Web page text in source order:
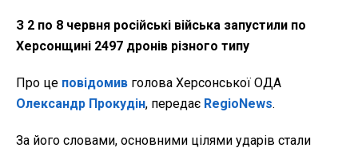
З 2 по 8 червня російські війська запустили по
Херсонщині 2497 дронів різного типу
Про це повідомив голова Херсонської ОДА
Олександр Прокудін, передає RegioNews.
За його словами, основними цілями ударів стали